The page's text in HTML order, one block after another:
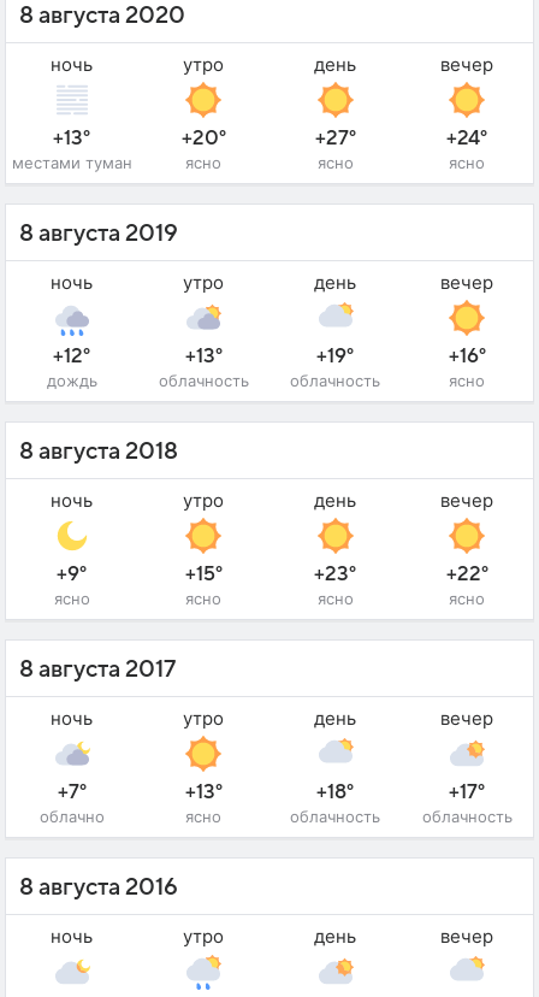
8 августа 2020
ночь
+13°
местами туман
утро
+20°
ясно
день
+27°
ясно
вечер
+24°
ясно
8 августа 2019
ночь
+12°
дождь
утро
+13°
облачность
день
+19°
облачность
вечер
+16°
ясно
8 августа 2018
ночь
+9°
ясно
утро
+15°
ясно
день
+23°
ясно
вечер
+22°
ясно
8 августа 2017
ночь
+7°
облачно
утро
+13°
ясно
день
+18°
облачность
вечер
+17°
облачность
8 августа 2016
ночь утро день вечер